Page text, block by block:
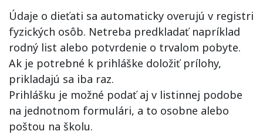
Údaje o dieťati sa automaticky overujú v registri
fyzických osôb. Netreba predkladať napríklad
rodný list alebo potvrdenie o trvalom pobyte.
Ak je potrebné k prihláške doložiť prílohy,
prikladajú sa iba raz.
Prihlášku je možné podať aj v listinnej podobe
na jednotnom formulári, a to osobne alebo
poštou na školu.